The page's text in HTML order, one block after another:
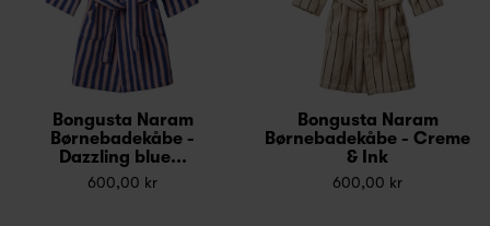
Bongusta Naram
Børnebadekåbe -
Dazzling blue...
600,00 kr
Bongusta Naram
Børnebadekåbe - Creme
& Ink
600,00 kr